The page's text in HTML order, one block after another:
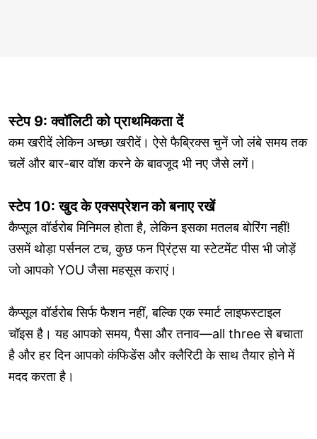
स्टेप 9: क्वॉलिटी को प्राथमिकता दें
कम खरीदें लेकिन अच्छा खरीदें। ऐसे फैब्रिक्स चुनें जो लंबे समय तक
चलें और बार-बार वॉश करने के बावजूद भी नए जैसे लगें।
स्टेप 10: खुद के एक्सप्रेशन को बनाए रखें
कैप्सूल वॉर्डरोब मिनिमल होता है, लेकिन इसका मतलब बोरिंग नहीं!
उसमें थोड़ा पर्सनल टच, कुछ फन प्रिंट्स या स्टेटमेंट पीस भी जोड़ें
जो आपको YOU जैसा महसूस कराएं।
कैप्सूल वॉर्डरोब सिर्फ फैशन नहीं, बल्कि एक स्मार्ट लाइफस्टाइल
चॉइस है। यह आपको समय, पैसा और तनाव—all three से बचाता
है और हर दिन आपको कंफिडेंस और क्लैरिटी के साथ तैयार होने में
मदद करता है।